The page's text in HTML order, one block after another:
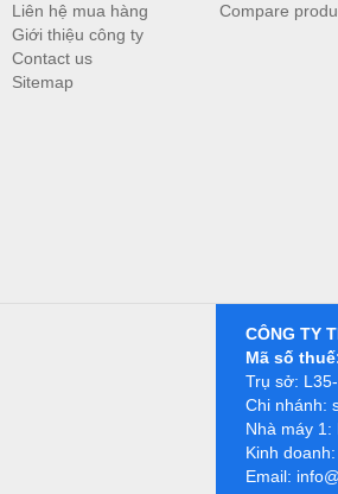
Liên hệ mua hàng
Giới thiệu công ty
Contact us
Sitemap
Compare
CÔNG TY
Mã số
Trụ sở:
Chi nhánh:
Nhà máy
Kinh
Email: